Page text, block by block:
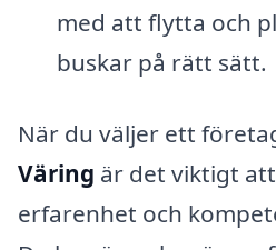
med att flytta och
buskar på rätt sätt.
När du väljer ett
Väring är det viktigt
erfarenhet och